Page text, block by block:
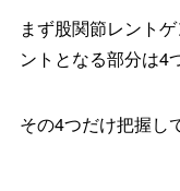
まず股関節レント
ントとなる部分は4
その4つだけ把握し